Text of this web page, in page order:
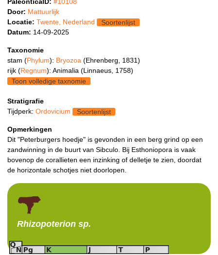
Door: Mattuurlijk
Locatie: Twente, Nederland
Soortenlijst
Datum: 14-09-2025
Taxonomie
stam (Phylum): Bryozoa (Ehrenberg, 1831)
rijk (Regnum): Animalia (Linnaeus, 1758)
Toon volledige taxnomie
Stratigrafie
Tijdperk: Ordovicium Soortenlijst
Opmerkingen
Dit "Peterburgers hoedje" is gevonden in een berg grind op een
zandwinning in de buurt van Sibculo. Bij Esthoniopora is vaak
bovenop de corallieten een inzinking of delletje te zien, doordat
de horizontale schotjes niet doorlopen.
Rhizopoterion sp.